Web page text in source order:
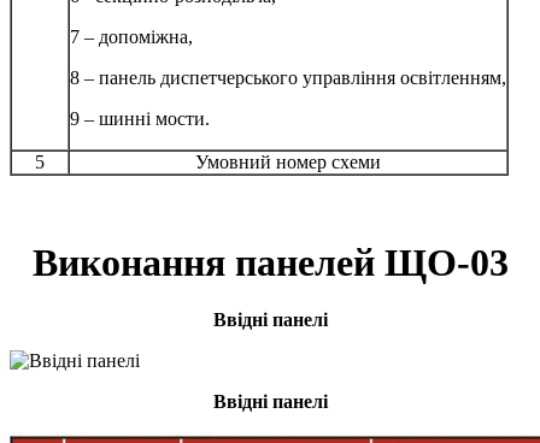
7 – допоміжна,
8 – панель диспетчерського управління освітленням,
9 – шинні мости.
5 Умовний номер схеми
Виконання панелей ЩО-03
Ввідні панелі
Ввідні панелі